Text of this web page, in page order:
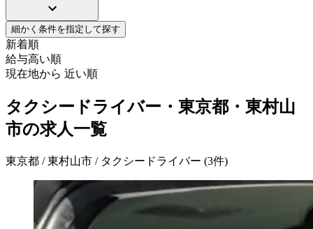
細かく条件を指定して探す
新着順
給与高い順
現在地から 近い順
タクシードライバー・東京都・東村山
市の求人一覧
東京都 / 東村山市 / タクシードライバー (3件)